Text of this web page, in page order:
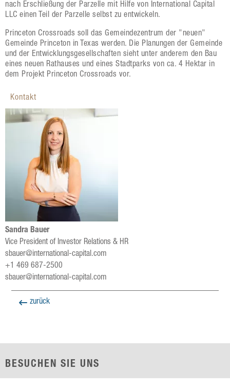
nach Erschließung der Parzelle mit Hilfe von International Capital
LLC einen Teil der Parzelle selbst zu entwickeln.
Princeton Crossroads soll das Gemeindezentrum der "neuen"
Gemeinde Princeton in Texas werden. Die Planungen der Gemeinde
und der Entwicklungsgesellschaften sieht unter anderem den Bau
eines neuen Rathauses und eines Stadtparks von ca. 4 Hektar in
dem Projekt Princeton Crossroads vor.
Kontakt
Sandra Bauer
Vice President of Investor Relations & HR
sbauer@international-capital.com
+1 469 687-2500
sbauer@international-capital.com
zurück
BESUCHEN SIE UNS